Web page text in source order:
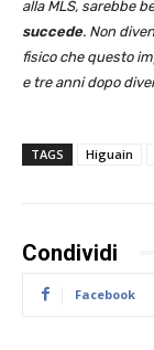
alla MLS, sarebbe
succede. Non
fisico che questo
e tre anni dopo
TAGS Higuain
Condividi
Facebook